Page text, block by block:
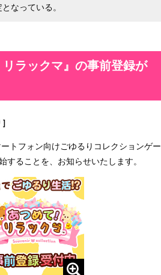
なっている。
ラックマ』の事前登録が
トフォン向けごゆるりコレクションゲー
ることを、お知らせいたします。